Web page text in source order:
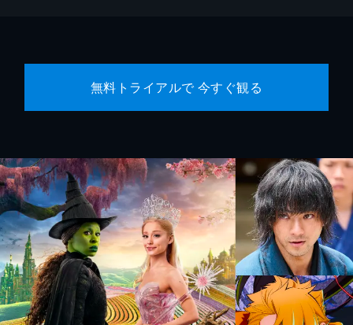
無料トライアルで 今すぐ観る